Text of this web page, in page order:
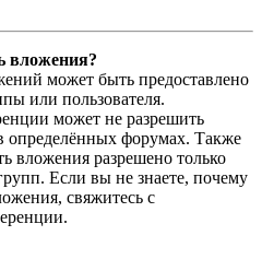
вложения?
может быть предоставлено
или пользователя.
может не разрешить
определённых форумах. Также
вложения разрешено только
Если вы не знаете, почему
свяжитесь с